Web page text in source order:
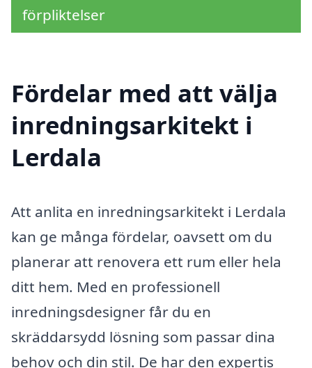
förpliktelser
Fördelar med att välja
inredningsarkitekt i
Lerdala
Att anlita en inredningsarkitekt i Lerdala
kan ge många fördelar, oavsett om du
planerar att renovera ett rum eller hela
ditt hem. Med en professionell
inredningsdesigner får du en
skräddarsydd lösning som passar dina
behov och din stil. De har den expertis